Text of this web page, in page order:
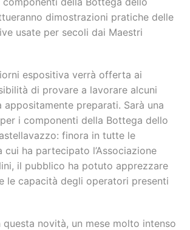
dimostrazioni pratiche delle
usate per secoli dai Maestri
espositiva verrà offerta ai
di provare a lavorare alcuni
preparati. Sarà una
i componenti della Bottega dello
finora in tutte le
cui ha partecipato l’Associazione
il pubblico ha potuto apprezzare
le capacità degli operatori presenti
questa novità, un mese molto intenso